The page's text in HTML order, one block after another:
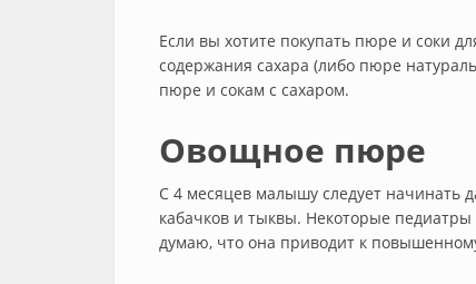
Если вы хотите покупать пюре и соки
содержания сахара (либо пюре
пюре и сокам с сахаром.
Овощное пюре
С 4 месяцев малышу следует начинать
кабачков и тыквы. Некоторые
думаю, что она приводит к